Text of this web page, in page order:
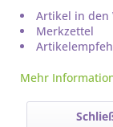
Artikel in den
Merkzettel
Mehr